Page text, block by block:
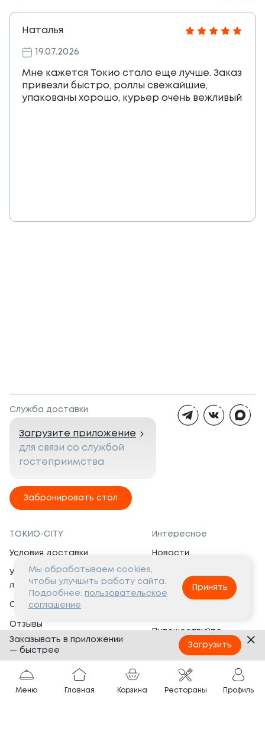
Наталья
19.07.2026
Мне кажется Токио стало еще лучше. Заказ
привезли быстро, роллы свежайшие,
упакованы хорошо, курьер очень вежливый
Служба доставки
Загрузите приложение
для связи со службой
гостеприимства
Забронировать стол
ТОКИО-CITY
Условия доставки
Условия программы
лояльности
Сертификаты
Отзывы
Банкеты
Вопросы и ответы
Интересное
Новости
Вакансии
Социальная жизнь
Путешествуйте
с ТОКИО-CITY
Партнёрам
Франшиза
Меню Главная Корзина Рестораны Профиль
Мы обрабатываем cookies,
чтобы улучшить работу сайта.
Подробнее: пользовательское
соглашение
Принять
Заказывать в приложении
— быстрее
Загрузить